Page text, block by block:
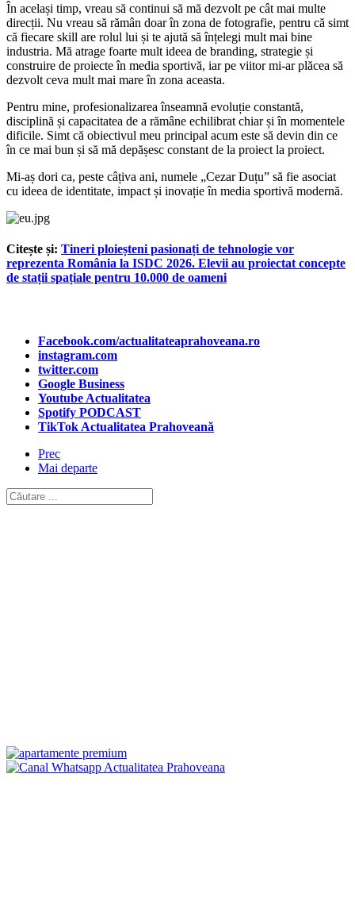
În același timp, vreau să continui să mă dezvolt pe cât mai multe
direcții. Nu vreau să rămân doar în zona de fotografie, pentru că simt
că fiecare skill are rolul lui și te ajută să înțelegi mult mai bine
industria. Mă atrage foarte mult ideea de branding, strategie și
construire de proiecte în media sportivă, iar pe viitor mi-ar plăcea să
dezvolt ceva mult mai mare în zona aceasta.
Pentru mine, profesionalizarea înseamnă evoluție constantă,
disciplină și capacitatea de a rămâne echilibrat chiar și în momentele
dificile. Simt că obiectivul meu principal acum este să devin din ce
în ce mai bun și să mă depășesc constant de la proiect la proiect.
Mi-aș dori ca, peste câțiva ani, numele „Cezar Duțu” să fie asociat
cu ideea de identitate, impact și inovație în media sportivă modernă.
Citește și: Tineri ploieșteni pasionați de tehnologie vor
reprezenta România la ISDC 2026. Elevii au proiectat concepte
de stații spațiale pentru 10.000 de oameni
Facebook.com/actualitateaprahoveana.ro
instagram.com
twitter.com
Google Business
Youtube Actualitatea
Spotify PODCAST
TikTok Actualitatea Prahoveană
Prec
Mai departe